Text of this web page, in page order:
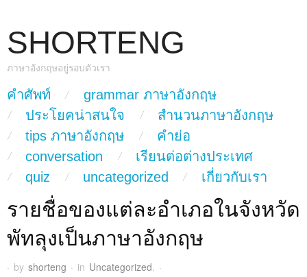
SHORTENG
ภาษาอังกฤษอยู่รอบตัวเรา
Main Menu
skip to content
คำศัพท์
grammar ภาษาอังกฤษ
ประโยคน่าสนใจ
สำนวนภาษาอังกฤษ
tips ภาษาอังกฤษ
คำย่อ
conversation
เรียนต่อต่างประเทศ
quiz
uncategorized เกี่ยวกับเรา
รายชื่อของแต่ละอำเภอในจังหวัด
พัทลุงเป็นภาษาอังกฤษ
· by shorteng · in Uncategorized. ·